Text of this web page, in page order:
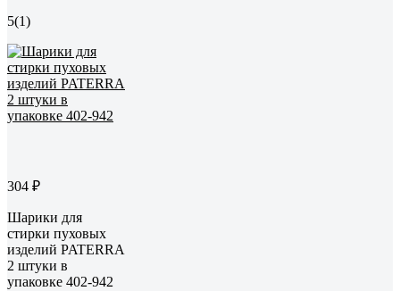
5(1)
304 ₽
Шарики для
стирки пуховых
изделий PATERRA
2 штуки в
упаковке 402-942